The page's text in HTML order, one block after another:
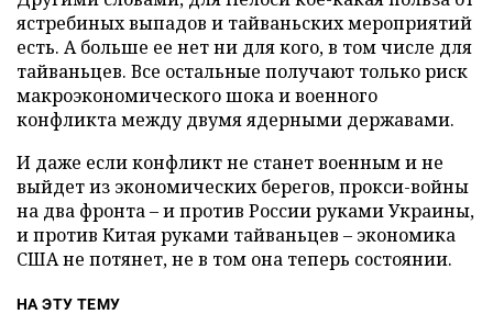
ястребиных выпадов и тайваньских мероприятий
есть. А больше ее нет ни для кого, в том числе для
тайваньцев. Все остальные получают только риск
макроэкономического шока и военного
конфликта между двумя ядерными державами.
И даже если конфликт не станет военным и не
выйдет из экономических берегов, прокси-войны
на два фронта – и против России руками Украины,
и против Китая руками тайваньцев – экономика
США не потянет, не в том она теперь состоянии.
НА ЭТУ ТЕМУ